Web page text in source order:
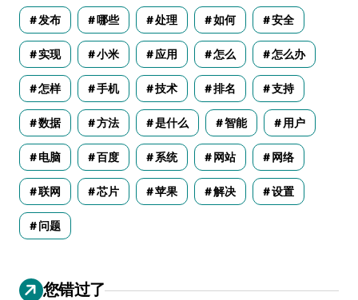
发布 哪些 处理 如何 安全
实现 小米 应用 怎么 怎么办
怎样 手机 技术 排名 支持
数据 方法 是什么 智能 用户
电脑 百度 系统 网站 网络
联网 芯片 苹果 解决 设置
问题
您错过了